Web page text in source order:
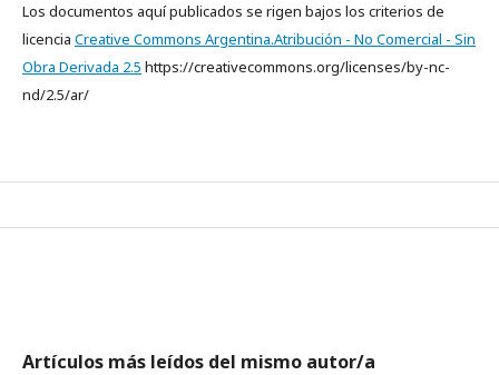
Los documentos aquí publicados se rigen bajos los criterios de
licencia Creative Commons Argentina.Atribución - No Comercial - Sin
Obra Derivada 2.5 https://creativecommons.org/licenses/by-nc-
nd/2.5/ar/
Artículos más leídos del mismo autor/a